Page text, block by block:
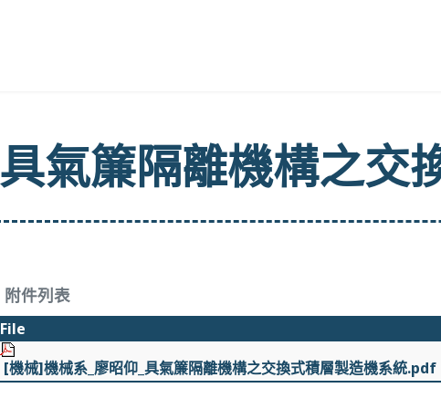
具氣簾隔離機構之交
附件列表
File
[機械]機械系_廖昭仰_具氣簾隔離機構之交換式積層製造機系統.pdf